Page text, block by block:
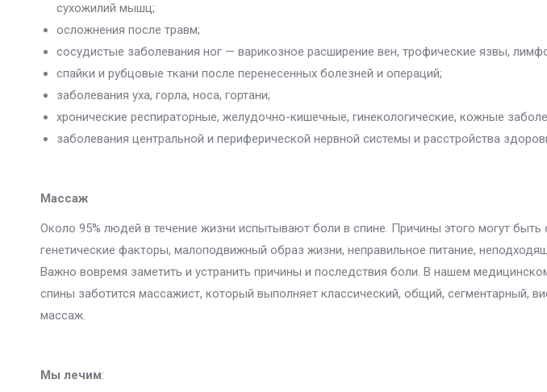
сухожилий мышц;
осложнения после травм;
сосудистые заболевания ног — варикозное расширение вен, трофические язвы,
спайки и рубцовые ткани после перенесенных болезней и операций;
заболевания уха, горла, носа, гортани;
хронические респираторные, желудочно-кишечные, гинекологические, кожные
заболевания центральной и периферической нервной системы и расстройства
Массаж
Около 95% людей в течение жизни испытывают боли в спине. Причины этого могут
генетические факторы, малоподвижный образ жизни, неправильное питание,
Важно вовремя заметить и устранить причины и последствия боли. В нашем
спины заботится массажист, который выполняет классический, общий, сегментарный,
массаж.
Мы лечим: